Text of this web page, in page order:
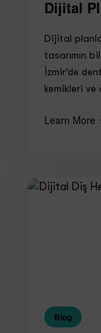
Dijital
Dijital
tasarımın
İzmir’de
kemikleri ve
Learn More
Blog